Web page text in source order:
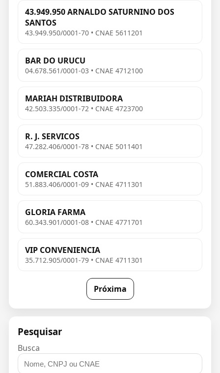
43.949.950 ARNALDO SATURNINO DOS
SANTOS
43.949.950/0001-70 • CNAE 5611201
BAR DO URUCU
04.678.561/0001-03 • CNAE 4712100
MARIAH DISTRIBUIDORA
42.503.335/0001-72 • CNAE 4723700
R. J. SERVICOS
47.282.406/0001-78 • CNAE 5011401
COMERCIAL COSTA
51.883.406/0001-09 • CNAE 4711301
GLORIA FARMA
60.343.901/0001-08 • CNAE 4771701
VIP CONVENIENCIA
35.712.905/0001-79 • CNAE 4711301
Próxima
Pesquisar
Busca